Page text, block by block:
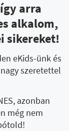
arra
alkalom,
sikereket!
eKids-ünk és
szeretettel
azonban
még nem